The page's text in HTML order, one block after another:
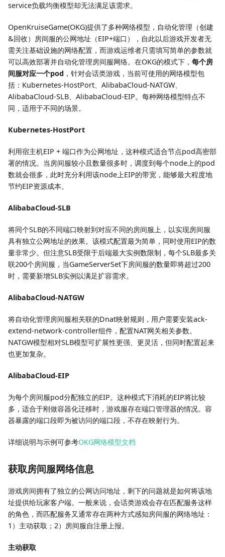
service负载均衡模型却无法满足该需求。
OpenKruiseGame(OKG)提供了多种网络模型，自动化管理（创建
&回收）房间服的公网地址（EIP+端口），自此以后游戏开发者无
需关注基础设施的网络配置，而游戏运维者只需填写简单的参数就
可以高效部署并自动化管理房间服网络。在OKG的模式下， 每个房
间服对应一个pod ，针对会话类游戏，当前可使用的网络模型包
括：Kubernetes-HostPort、AlibabaCloud-NATGW、
AlibabaCloud-SLB、AlibabaCloud-EIP。每种网络模型特点不
同，适用于不同的场景。
Kubernetes-HostPort
利用宿主机EIP + 端口作为公网地址，这种模式适合节点pod高密部
署的情况。当房间服较小且数量很多时，调度到每个node上的pod
数就会很多，此时充分利用该node上EIP的带宽，能够最大程度地
节约EIP资源成本。
AlibabaCloud-SLB
将同个SLB的不同端口映射到对应不同的房间服上，以实现房间服
具有独立公网地址的效果。该模式配置最为简单，同时使用EIP的数
量非常少。但注意SLB受限于后端最大实例数限制，每个SLB最多关
联200个房间服，当GameServerSet下房间服的数量即将超过200
时，需要新增SLB实例以满足扩容需求。
AlibabaCloud-NATGW
将自动化管理房间服相关联的Dnat映射规则，用户需要安装ack-
extend-network-controller组件，配置NAT网关相关参数。
NATGW模型相对SLB模型可扩展性更强、更灵活，但同时配置起来
也更加复杂。
AlibabaCloud-EIP
为每个房间服pod分配独立的EIP。这种模式下消耗的EIP将比较
多，适合于刚做容器化迁移时，游戏服存在端口管理器的情况。容
器暴露的端口段即为被访问的端口段，不存在映射行为。
详细说明与示例可参考OKG网络模型文档
获取房间服网络信息
游戏房间拥有了独立的公网访问地址，剩下的问题就是如何将该地
址提供给玩家客户端。一般来说，会话类游戏会存在匹配服务这样
的角色，而匹配服务又通常存在两种方式感知房间服的网络地址：
1）主动获取；2）房间服自注册上报。
主动获取